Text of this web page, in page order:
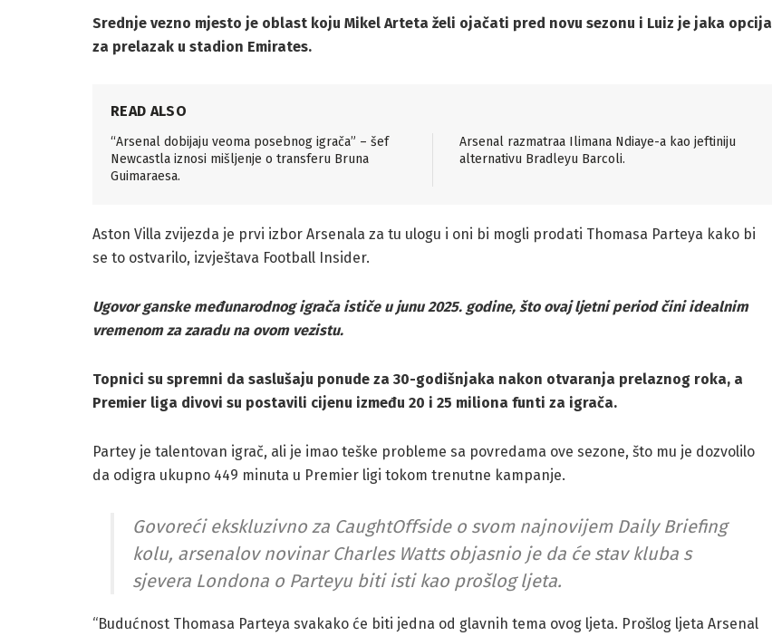
Srednje vezno mjesto je oblast koju Mikel Arteta želi ojačati pred novu sezonu i Luiz je jaka opcija
za prelazak u stadion Emirates.
READ ALSO
“Arsenal dobijaju veoma posebnog igrača” – šef
Newcastla iznosi mišljenje o transferu Bruna
Guimaraesa.
Arsenal razmatraa Ilimana Ndiaye-a kao jeftiniju
alternativu Bradleyu Barcoli.
Aston Villa zvijezda je prvi izbor Arsenala za tu ulogu i oni bi mogli prodati Thomasa Parteya kako bi
se to ostvarilo, izvještava Football Insider.
Ugovor ganske međunarodnog igrača ističe u junu 2025. godine, što ovaj ljetni period čini idealnim
vremenom za zaradu na ovom vezistu.
Topnici su spremni da saslušaju ponude za 30-godišnjaka nakon otvaranja prelaznog roka, a
Premier liga divovi su postavili cijenu između 20 i 25 miliona funti za igrača.
Partey je talentovan igrač, ali je imao teške probleme sa povredama ove sezone, što mu je dozvolilo
da odigra ukupno 449 minuta u Premier ligi tokom trenutne kampanje.
Govoreći ekskluzivno za CaughtOffside o svom najnovijem Daily Briefing
kolu, arsenalov novinar Charles Watts objasnio je da će stav kluba s ​​
sjevera Londona o Parteyu biti isti kao prošlog ljeta.
“Budućnost Thomasa Parteya svakako će biti jedna od glavnih tema ovog ljeta. Prošlog ljeta Arsenal